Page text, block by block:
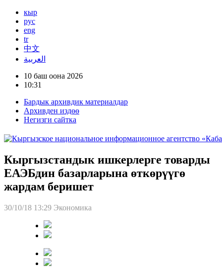
кыр
рус
eng
tr
中文
العربية
10 баш оона 2026
10:31
Бардык архивдик материалдар
Архивден издөө
Негизги сайтка
Кыргызстандык ишкерлерге товарды
ЕАЭБдин базарларына өткөрүүгө
жардам беришет
30/10/18 13:29 Экономика